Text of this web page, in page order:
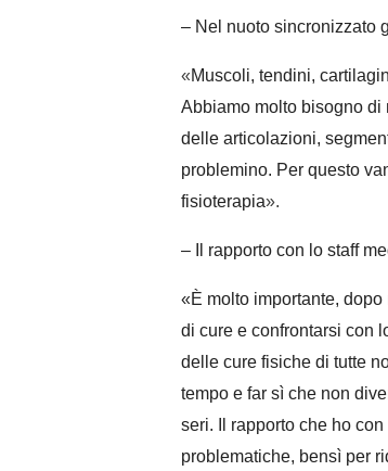
– Nel nuoto sincronizzato
«Muscoli, tendini,
Abbiamo molto bisogno di
delle articolazioni,
problemino. Per questo
fisioterapia».
– Il rapporto con lo staff
«È molto importante,
di cure e confrontarsi con
delle cure fisiche di tutte
tempo e far sì che non
seri. Il rapporto che ho
problematiche, bensì per